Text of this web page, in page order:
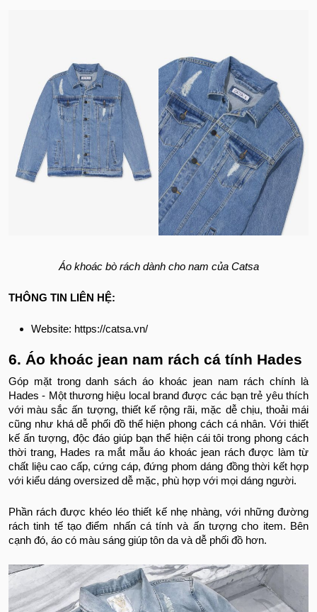
Áo khoác bò rách dành cho nam của Catsa
THÔNG TIN LIÊN HỆ:
Website: https://catsa.vn/
6. Áo khoác jean nam rách cá tính Hades
Góp mặt trong danh sách áo khoác jean nam rách chính là
Hades - Một thương hiệu local brand được các bạn trẻ yêu thích
với màu sắc ấn tượng, thiết kế rộng rãi, mặc dễ chịu, thoải mái
cũng như khá dễ phối đồ thể hiện phong cách cá nhân. Với thiết
kế ấn tượng, độc đáo giúp bạn thể hiện cái tôi trong phong cách
thời trang, Hades ra mắt mẫu áo khoác jean rách được làm từ
chất liệu cao cấp, cứng cáp, đứng phom dáng đồng thời kết hợp
với kiểu dáng oversized dễ mặc, phù hợp với mọi dáng người.
Phần rách được khéo léo thiết kế nhẹ nhàng, với những đường
rách tinh tế tạo điểm nhấn cá tính và ấn tượng cho item. Bên
cạnh đó, áo có màu sáng giúp tôn da và dễ phối đồ hơn.